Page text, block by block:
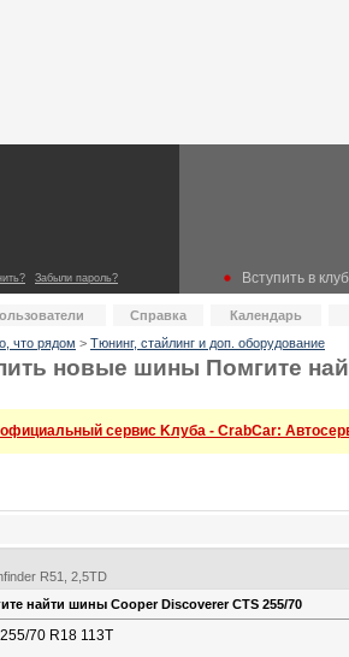
Забыли пароль? Вступить в клуб
Справка Календарь
что рядом > Тюнинг, стайлинг и доп. оборудование
новые шины Помгите
сервис Kлуба - CrabCar:
R51, 2,5TD
найти шины Cooper Discoverer CTS 255/70
70 R18 113T